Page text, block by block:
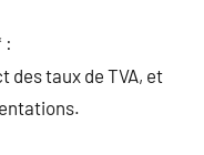
:
des taux de TVA, et